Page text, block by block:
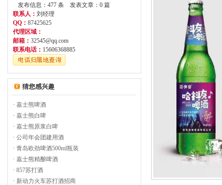
发布信息：477 条 发表文章：0 篇
联系人： 刘经理
QQ： 87425625
代理区域：
邮箱： 32545@qq.com
联系电话： 15606368885
猜您感兴趣
· 嘉士熊啤酒
· 嘉士熊白啤
· 嘉士熊原浆白啤
· 公司年会团建用酒
· 青岛欧劲啤酒500ml瓶装
· 嘉士熊精酿啤酒
· 857苏打酒
· 新动力火车苏打酒招商